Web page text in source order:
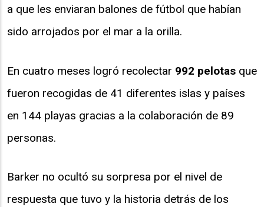
a que les enviaran balones de fútbol que habían
sido arrojados por el mar a la orilla.
En cuatro meses logró recolectar 992 pelotas que
fueron recogidas de 41 diferentes islas y países
en 144 playas gracias a la colaboración de 89
personas.
Barker no ocultó su sorpresa por el nivel de
respuesta que tuvo y la historia detrás de los